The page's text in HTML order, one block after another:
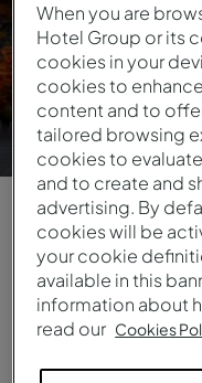
OVERZICHT
Barcelona
1/5
When you are
Hotel Group or its
cookies in your
cookies to
content and to
tailored browsing
cookies to
and to create and
advertising. By
cookies will be
your cookie
available in this
information about
read our Cookies